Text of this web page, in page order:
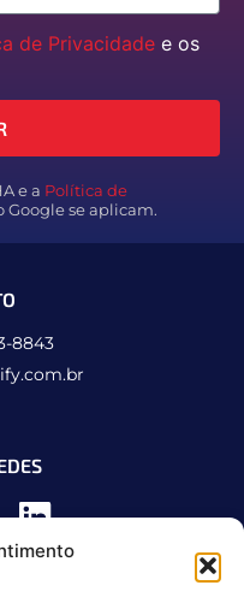
de Privacidade e os
e a Política de
Google se aplicam.
8843